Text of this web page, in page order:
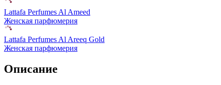
Lattafa Perfumes Al Ameed
Женская парфюмерия
Lattafa Perfumes Al Areeq Gold
Женская парфюмерия
Описание